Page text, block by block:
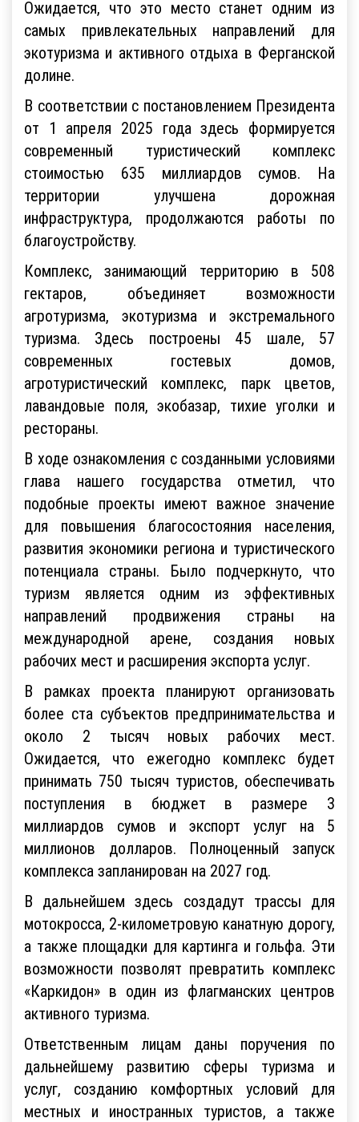
Ожидается, что это место станет одним из
самых привлекательных направлений для
экотуризма и активного отдыха в Ферганской
долине.
В соответствии с постановлением Президента
от 1 апреля 2025 года здесь формируется
современный туристический комплекс
стоимостью 635 миллиардов сумов. На
территории улучшена дорожная
инфраструктура, продолжаются работы по
благоустройству.
Комплекс, занимающий территорию в 508
гектаров, объединяет возможности
агротуризма, экотуризма и экстремального
туризма. Здесь построены 45 шале, 57
современных гостевых домов,
агротуристический комплекс, парк цветов,
лавандовые поля, экобазар, тихие уголки и
рестораны.
В ходе ознакомления с созданными условиями
глава нашего государства отметил, что
подобные проекты имеют важное значение
для повышения благосостояния населения,
развития экономики региона и туристического
потенциала страны. Было подчеркнуто, что
туризм является одним из эффективных
направлений продвижения страны на
международной арене, создания новых
рабочих мест и расширения экспорта услуг.
В рамках проекта планируют организовать
более ста субъектов предпринимательства и
около 2 тысяч новых рабочих мест.
Ожидается, что ежегодно комплекс будет
принимать 750 тысяч туристов, обеспечивать
поступления в бюджет в размере 3
миллиардов сумов и экспорт услуг на 5
миллионов долларов. Полноценный запуск
комплекса запланирован на 2027 год.
В дальнейшем здесь создадут трассы для
мотокросса, 2-километровую канатную дорогу,
а также площадки для картинга и гольфа. Эти
возможности позволят превратить комплекс
«Каркидон» в один из флагманских центров
активного туризма.
Ответственным лицам даны поручения по
дальнейшему развитию сферы туризма и
услуг, созданию комфортных условий для
местных и иностранных туристов, а также